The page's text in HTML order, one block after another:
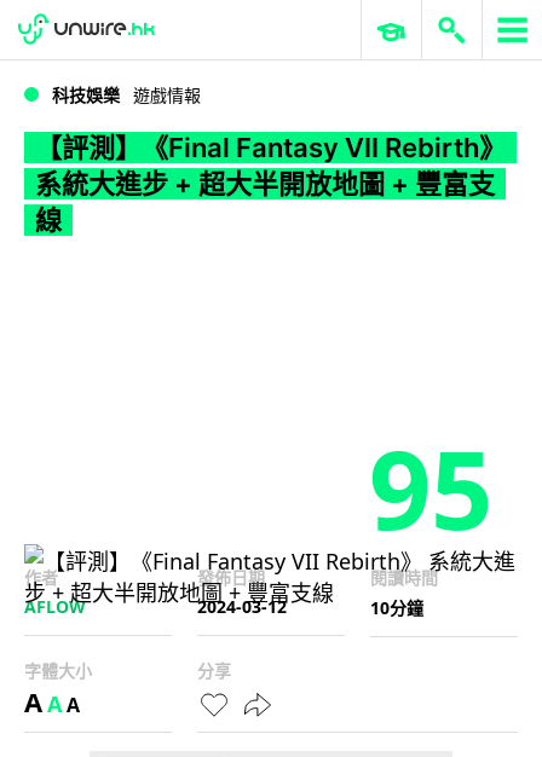
WWDC 2026 ERP 與商業 AI
科技娛樂 遊戲情報
【評測】《Final Fantasy VII Rebirth》
系統大進步 + 超大半開放地圖 + 豐富支
線
95
作者
AFLOW
發佈日期
2024-03-12
閱讀時間
10分鐘
字體大小
AAA
分享